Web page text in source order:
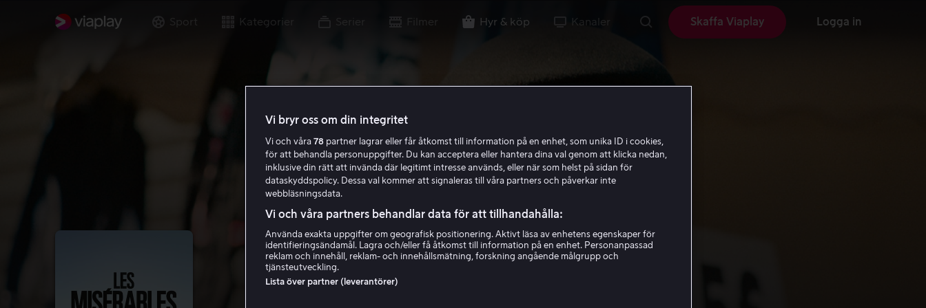
Kategorier Filmer Hyr & köp Kanaler Skaffa Viaplay Logga in
Vi bryr oss om din integritet
Vi och våra 78 partner lagrar eller får åtkomst till information på en enhet, som unika ID i cookies,
för att behandla personuppgifter. Du kan acceptera eller hantera dina val genom att klicka nedan,
inklusive din rätt att invända där legitimt intresse används, eller när som helst på sidan för
dataskyddspolicy. Dessa val kommer att signaleras till våra partners och påverkar inte
webbläsningsdata.
Vi och våra partners behandlar data för att tillhandahålla:
Använda exakta uppgifter om geografisk positionering. Aktivt läsa av enhetens egenskaper för
identifieringsändamål. Lagra och/eller få åtkomst till information på en enhet. Personanpassad
reklam och innehåll, reklam- och innehållsmätning, forskning angående målgrupp och
tjänsteutveckling.
Lista över partner (leverantörer)